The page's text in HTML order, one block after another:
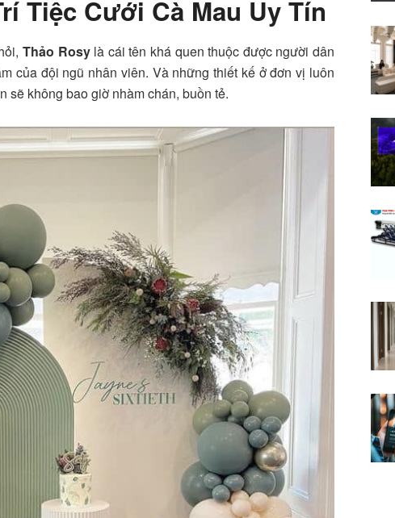
Tiệc Cưới Cà Mau Uy Tín
Thảo Rosylà cái tên khá quen thuộc được người dân
của đội ngũ nhân viên. Và những thiết kế ở đơn vị luôn
sẽ không bao giờ nhàm chán, buồn tẻ.